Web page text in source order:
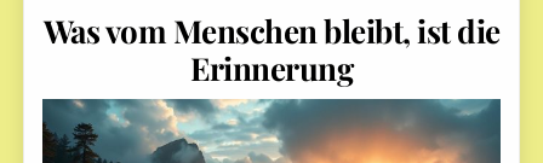
Was vom Menschen bleibt, ist die
Erinnerung